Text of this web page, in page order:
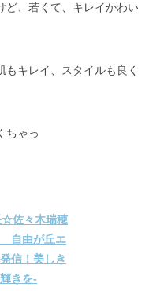
ど、若くて、キレイかわい
キレイ、スタイルも良く
ちゃっ